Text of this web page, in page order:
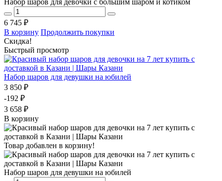
6 745 ₽
В корзину Продолжить покупки
Скидка!
Быстрый просмотр
Набор шаров для девушки на юбилей
3 850 ₽
-192 ₽
3 658 ₽
В корзину
Товар добавлен в корзину!
Набор шаров для девушки на юбилей